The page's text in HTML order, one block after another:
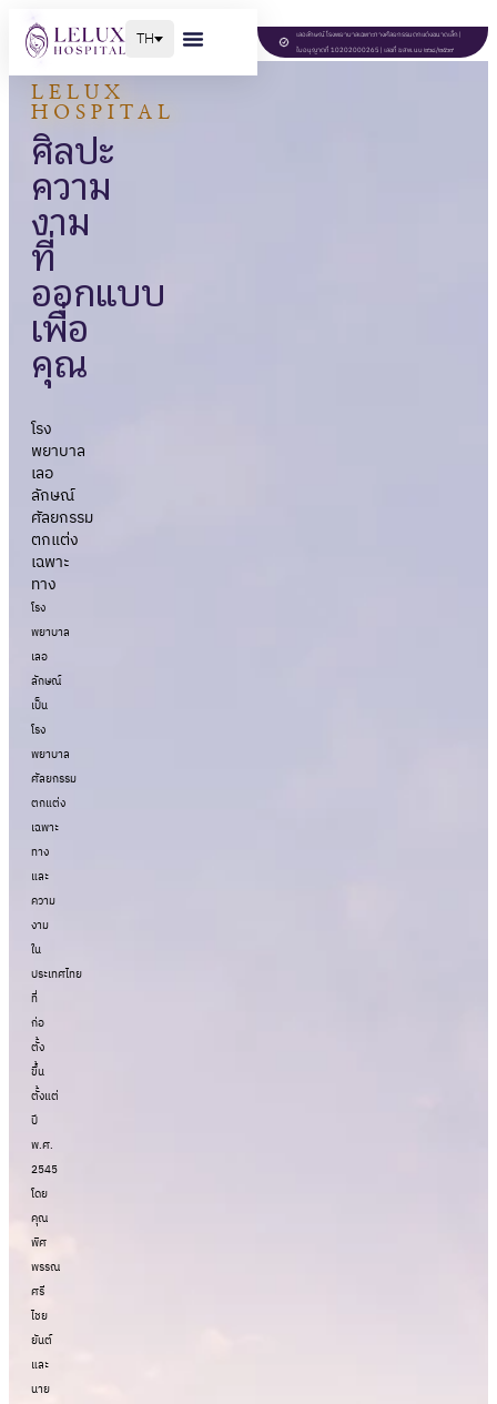
TH
เลอลักษณ์โรงพยาบาลเฉพาะทางศัลยกรรมตกแต่งขนาดเล็ก |
ใบอนุญาตที่ 10202000265 | เลขที่ ฆสพ.นบ ๒๖๘/๒๕๖๙
LELUX
HOSPITAL
ศิลปะ
ความ
งาม
ที่
ออกแบบ
เพื่อ
คุณ
โรง
พยาบาล
เลอ
ลักษณ์
ศัลยกรรม
ตกแต่ง
เฉพาะ
ทาง
โรง
พยาบาล
เลอ
ลักษณ์
เป็น
โรง
พยาบาล
ศัลยกรรม
ตกแต่ง
เฉพาะ
ทาง
และ
ความ
งาม
ใน
ประเทศไทย
ที่
ก่อ
ตั้ง
ขึ้น
ตั้งแต่
ปี
พ.ศ.
2545
โดย
คุณ
พิศ
พรรณ
ศรี
ไชย
ยันต์
และ
นาย